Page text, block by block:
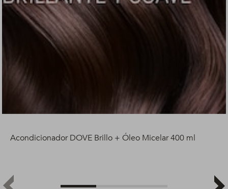
Acondicionador DOVE Brillo + Óleo Micelar 400 ml